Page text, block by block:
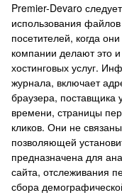
Premier-Devaro
использования
посетителей, когда
компании делают это
хостинговых услуг.
журнала, включает
браузера, поставщика
времени, страницы
кликов. Они не
позволяющей
предназначена для
сайта, отслеживания
сбора